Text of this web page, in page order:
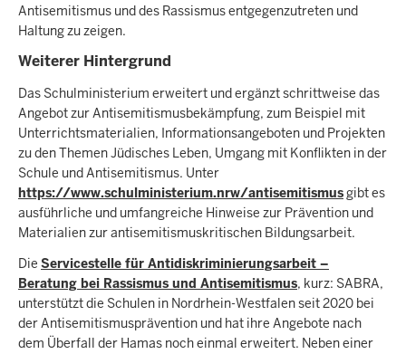
Antisemitismus und des Rassismus entgegenzutreten und
Haltung zu zeigen.
Weiterer Hintergrund
Das Schulministerium erweitert und ergänzt schrittweise das
Angebot zur Antisemitismusbekämpfung, zum Beispiel mit
Unterrichtsmaterialien, Informationsangeboten und Projekten
zu den Themen Jüdisches Leben, Umgang mit Konflikten in der
Schule und Antisemitismus. Unter
https://www.schulministerium.nrw/antisemitismusgibt es
ausführliche und umfangreiche Hinweise zur Prävention und
Materialien zur antisemitismuskritischen Bildungsarbeit.
Die Servicestelle für Antidiskriminierungsarbeit –
Beratung bei Rassismus und Antisemitismus, kurz: SABRA,
unterstützt die Schulen in Nordrhein-Westfalen seit 2020 bei
der Antisemitismusprävention und hat ihre Angebote nach
dem Überfall der Hamas noch einmal erweitert. Neben einer